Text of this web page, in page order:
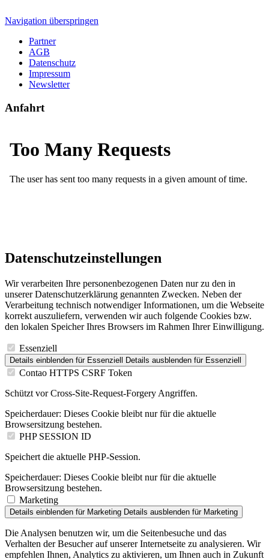
Navigation überspringen
Partner
AGB
Datenschutz
Impressum
Newsletter
Anfahrt
Datenschutzeinstellungen
Wir verarbeiten Ihre personenbezogenen Daten nur zu den in
unserer Datenschutzerklärung genannten Zwecken. Neben der
Verarbeitung technisch notwendiger Informationen, um die Webseite
korrekt auszuliefern, verwenden wir auch folgende Cookies bzw.
den lokalen Speicher Ihres Browsers im Rahmen Ihrer Einwilligung.
Essenziell
Details einblenden für Essenziell Details ausblenden für Essenziell
Contao HTTPS CSRF Token
Schützt vor Cross-Site-Request-Forgery Angriffen.
Speicherdauer: Dieses Cookie bleibt nur für die aktuelle
Browsersitzung bestehen.
PHP SESSION ID
Speichert die aktuelle PHP-Session.
Speicherdauer: Dieses Cookie bleibt nur für die aktuelle
Browsersitzung bestehen.
Marketing
Details einblenden für Marketing Details ausblenden für Marketing
Die Analysen benutzen wir, um die Seitenbesuche und das
Verhalten der Besucher auf unserer Internetseite zu analysieren. Wir
empfehlen Ihnen, Analytics zu aktivieren, um Ihnen auch in Zukunft